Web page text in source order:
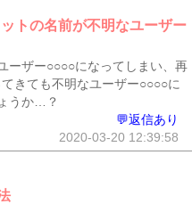
トの名前が不明なユーザー
ーザー○○○○になってしまい、再
きても不明なユーザー○○○○に
うか…？
💬返信あり
2020-03-20 12:39:58